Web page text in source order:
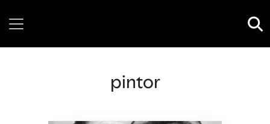
pintor